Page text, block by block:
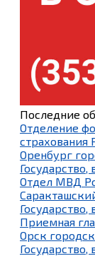
Последние
Отделение
страхования
Оренбург
Государство,
Отдел МВД
Государство,
Приемная
Орск
Государство,